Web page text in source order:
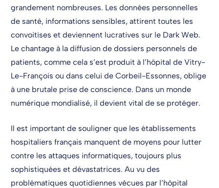
grandement nombreuses. Les données personnelles
de santé, informations sensibles, attirent toutes les
convoitises et deviennent lucratives sur le Dark Web.
Le chantage à la diffusion de dossiers personnels de
patients, comme cela s’est produit à l’hôpital de Vitry-
Le-François ou dans celui de Corbeil-Essonnes, oblige
à une brutale prise de conscience. Dans un monde
numérique mondialisé, il devient vital de se protéger.
Il est important de souligner que les établissements
hospitaliers français manquent de moyens pour lutter
contre les attaques informatiques, toujours plus
sophistiquées et dévastatrices. Au vu des
problématiques quotidiennes vécues par l’hôpital